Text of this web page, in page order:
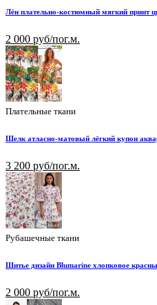
Лён плательно-костюмный мягкий принт
2 000 руб/пог.м.
Плательные ткани
Шелк атласно-матовый лёгкий купон
3 200 руб/пог.м.
Рубашечные ткани
Шитье дизайн Blumarine хлопковое
2 000 руб/пог.м.